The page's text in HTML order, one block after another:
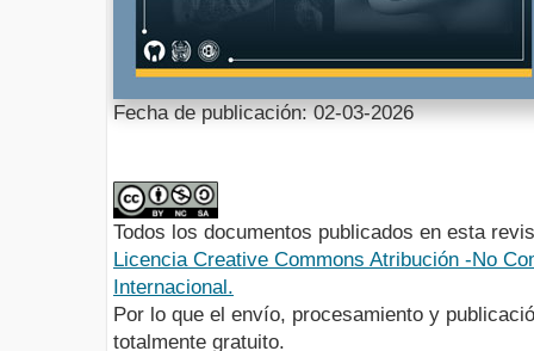
Fecha de publicación: 02-03-2026
Todos los documentos publicados en esta
Licencia Creative Commons Atribución -No
Internacional.
Por lo que el envío, procesamiento y
totalmente gratuito.